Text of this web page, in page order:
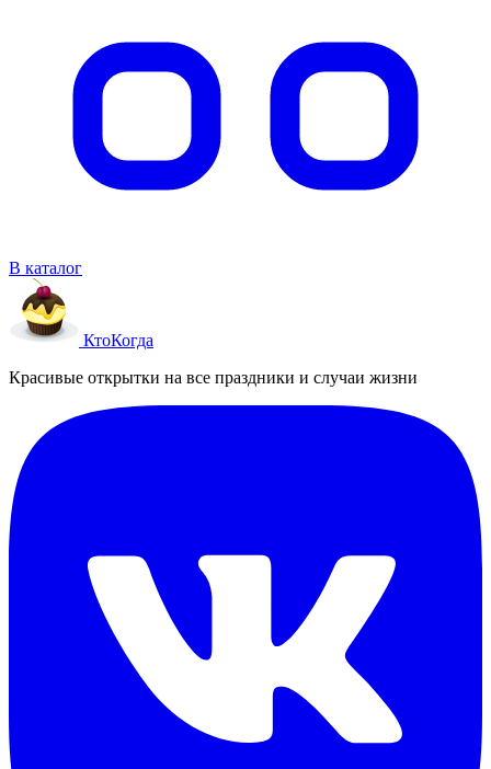
В каталог
КтоКогда
Красивые открытки на все праздники и случаи жизни